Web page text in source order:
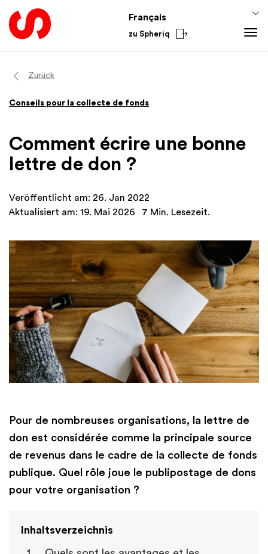
Français
zu Spheriq
Répertoire
Recherche
Outils de collecte de fonds
Conseils pour la collecte de fonds
Finances
Academy
Du secteur
International
Zurück
Conseils pour la collecte de fonds
Comment écrire une bonne
lettre de don ?
Veröffentlicht am: 26. Jan 2022
Aktualisiert am: 19. Mai 2026
7 Min. Lesezeit.
Pour de nombreuses organisations, la lettre de
don est considérée comme la principale source
de revenus dans le cadre de la collecte de fonds
publique. Quel rôle joue le publipostage de dons
pour votre organisation ?
Inhaltsverzeichnis